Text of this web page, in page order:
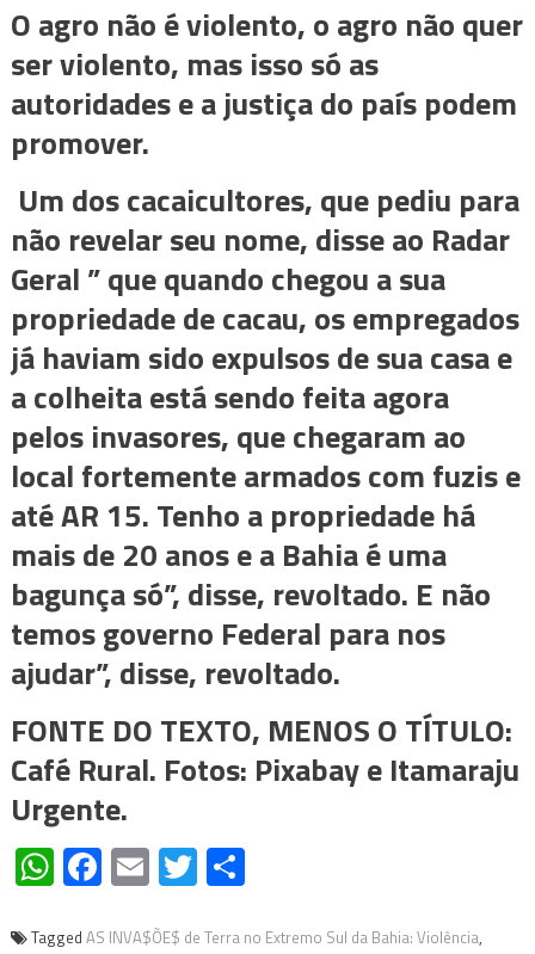
O agro não é violento, o agro não quer
ser violento, mas isso só as
autoridades e a justiça do país podem
promover.
Um dos cacaicultores, que pediu para
não revelar seu nome, disse ao Radar
Geral ” que quando chegou a sua
propriedade de cacau, os empregados
já haviam sido expulsos de sua casa e
a colheita está sendo feita agora
pelos invasores, que chegaram ao
local fortemente armados com fuzis e
até AR 15. Tenho a propriedade há
mais de 20 anos e a Bahia é uma
bagunça só”, disse, revoltado. E não
temos governo Federal para nos
ajudar”, disse, revoltado.
FONTE DO TEXTO, MENOS O TÍTULO:
Café Rural. Fotos: Pixabay e Itamaraju
Urgente.
WhatsApp
Facebook
EmailTwitter
Share
Tagged AS INVA$ÕE$ de Terra no Extremo Sul da Bahia: Violência,